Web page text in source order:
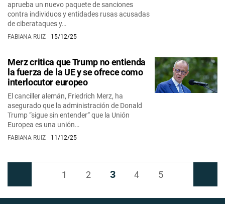
aprueba un nuevo paquete de sanciones
contra individuos y entidades rusas acusadas
de ciberataques y…
FABIANA RUIZ 15/12/25
Merz critica que Trump no entienda
la fuerza de la UE y se ofrece como
interlocutor europeo
El canciller alemán, Friedrich Merz, ha
asegurado que la administración de Donald
Trump “sigue sin entender” que la Unión
Europea es una unión…
FABIANA RUIZ 11/12/25
1 2 3 4 5